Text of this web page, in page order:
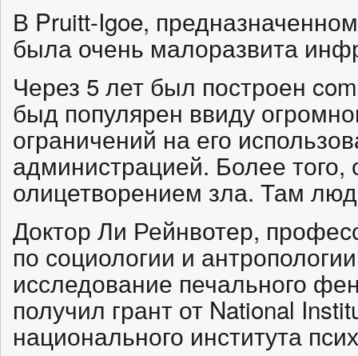
В Pruitt-Igoe,
была очень малоразвита
Через 5 лет был построен
быд популярен ввиду
ограничений на его
администрацией. Более того,
олицетворением зла. Там
Доктор Ли Рейнвотер,
по социологии и
исследование печального
получил грант от National
национального института